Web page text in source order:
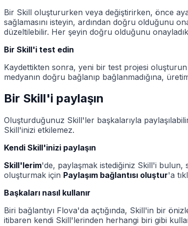
Bir Skill oluştururken veya değiştirirken, önce
sağlamasını isteyin, ardından doğru olduğunu
düzeltilebilir. Her şeyin doğru olduğunu
Bir Skill'i test edin
Kaydettikten sonra, yeni bir test projesi oluşturun
medyanın doğru bağlanıp bağlanmadığına,
Bir Skill'i paylaşın
Oluşturduğunuz Skill'ler başkalarıyla
Skill'inizi etkilemez.
Kendi Skill'inizi paylaşın
Skill'lerim'de, paylaşmak istediğiniz Skill'i bulun,
oluşturmak için Paylaşım bağlantısı oluştur'a
Başkaları nasıl kullanır
Biri bağlantıyı Flova'da açtığında, Skill'in bir
itibaren kendi Skill'lerinden herhangi biri gibi